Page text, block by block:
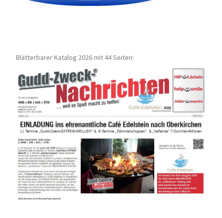
Blätterbarer Katalog 2026 mit 44 Seiten: